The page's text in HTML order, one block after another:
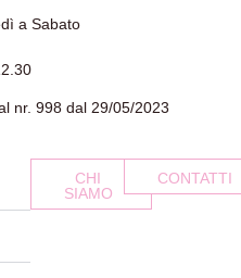
a Sabato
nr. 998 dal 29/05/2023
CHI
SIAMO
CONTATTI